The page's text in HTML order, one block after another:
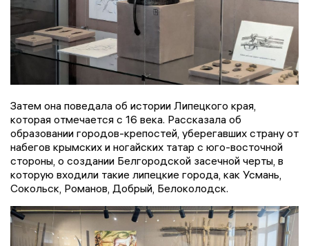
Затем она поведала об истории Липецкого края,
которая отмечается с 16 века. Рассказала об
образовании городов-крепостей, уберегавших страну от
набегов крымских и ногайских татар с юго-восточной
стороны, о создании Белгородской засечной черты, в
которую входили такие липецкие города, как Усмань,
Сокольск, Романов, Добрый, Белоколодск.